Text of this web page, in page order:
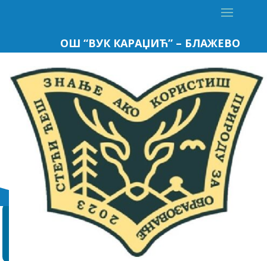
ОШ “ВУК КАРАЏИЋ” – БЛАЖЕВО
АДРЕСА
ОШ “Вук Караџић”